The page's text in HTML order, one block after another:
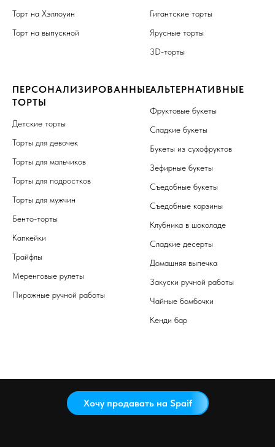
Торт на Хэллоуин
Торт на выпускной
Гигантские торты
Ярусные торты
3D-торты
ПЕРСОНАЛИЗИРОВАННЫЕ
ТОРТЫ
Детские торты
Торты для девочек
Торты для мальчиков
Торты для подростков
Торты для мужчин
Бенто-торты
Капкейки
Трайфлы
Меренговые рулеты
Пирожные ручной работы
АЛЬТЕРНАТИВНЫЕ
Фруктовые букеты
Сладкие букеты
Букеты из сухофруктов
Зефирные букеты
Съедобные букеты
Съедобные корзины
Клубника в шоколаде
Сладкие десерты
Домашняя выпечка
Закуски ручной работы
Чайные бомбочки
Кенди бар
Хочу продавать на Spaif